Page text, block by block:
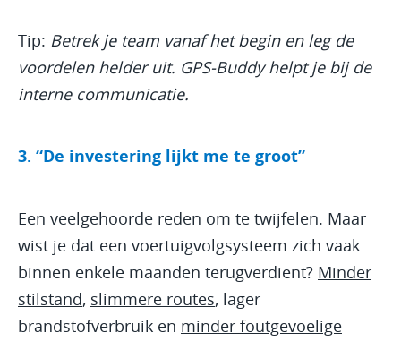
Tip: Betrek je team vanaf het begin en leg de
voordelen helder uit. GPS-Buddy helpt je bij de
interne communicatie.
3. “De investering lijkt me te groot”
Een veelgehoorde reden om te twijfelen. Maar
wist je dat een voertuigvolgsysteem zich vaak
binnen enkele maanden terugverdient? Minder
stilstand, slimmere routes, lager
brandstofverbruik en minder foutgevoelige